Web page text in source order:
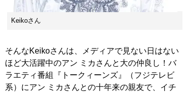
Keikoさん
そんなKeikoさんは、メディアで見ない日はない
ほど大活躍中のアン ミカさんと大の仲良し！バ
ラエティ番組『トークィーンズ』（フジテレビ
系）にアン ミカさんとの十年来の親友で、イチ